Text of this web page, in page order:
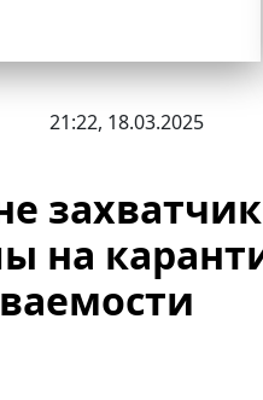
21:22, 18.03.2025
на